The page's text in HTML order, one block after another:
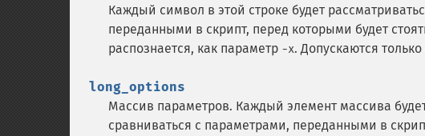
Каждый символ в этой строке будет
переданными в скрипт, перед которыми будет
распознается, как параметр -x.Допускаются
long_options
Массив параметров. Каждый элемент массива
сравниваться с параметрами, переданными в